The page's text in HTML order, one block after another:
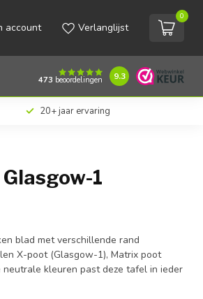
account Verlanglijst
0
473 beoordelingen 9.3
20+ jaar ervaring
1
blad met verschillende rand
X-poot (Glasgow-1), Matrix poot
kleuren past deze tafel in ieder